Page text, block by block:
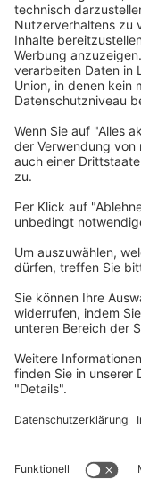
Allgemeine
Impressum
Newsletter
Per E-Mail informieren
Zum Newsletter
vhs Post
Zur vhs Post anmelden
Kontrast
Kurs-
Bitte melden Sie sich